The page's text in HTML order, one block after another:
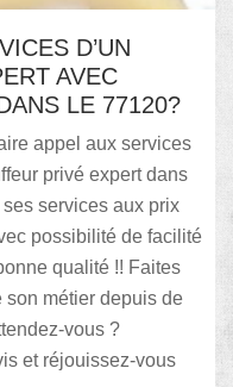
D’UN
AVEC
LE 77120?
appel aux services
privé expert dans
services aux prix
possibilité de facilité
qualité !! Faites
métier depuis de
vous ?
et réjouissez-vous